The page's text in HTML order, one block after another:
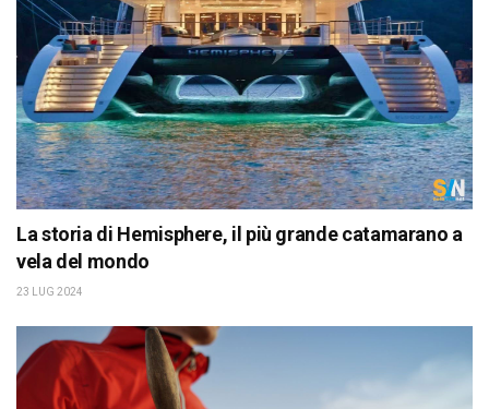
La storia di Hemisphere, il più grande catamarano a
vela del mondo
23 LUG 2024